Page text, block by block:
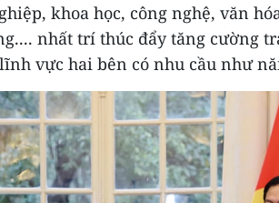
khoa học, công nghệ, văn
nhất trí thúc đẩy tăng cường
vực hai bên có nhu cầu như